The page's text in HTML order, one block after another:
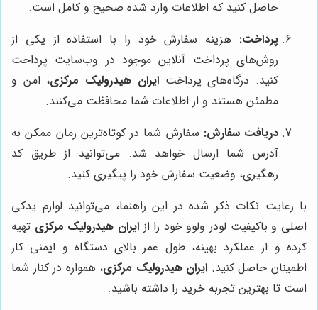
حاصل کنید که اطلاعات وارد شده صحیح و کامل است.
پرداخت: هزینه سفارش خود را با استفاده از یکی از
روش‌های پرداخت آنلاین موجود در وب‌سایت پرداخت
کنید. درگاه‌های پرداختایران هیدرولیک مرکزی، امن و
مطمئن هستند و از اطلاعات شما محافظت می‌کنند.
دریافت سفارش: سفارش شما در کوتاه‌ترین زمان ممکن به
آدرس شما ارسال خواهد شد. می‌توانید از طریق کد
رهگیری، وضعیت سفارش خود را پیگیری کنید.
با رعایت نکات ذکر شده در این راهنما، می‌توانید لوازم یدکی
اصلی و باکیفیت لودر ولوو خود را ازایران هیدرولیک مرکزی تهیه
کرده و از عملکرد بهینه، طول عمر بالای دستگاه و ایمنی کار
اطمینان حاصل کنید. ایران هیدرولیک مرکزی، همواره در کنار شما
است تا بهترین تجربه خرید را داشته باشید.